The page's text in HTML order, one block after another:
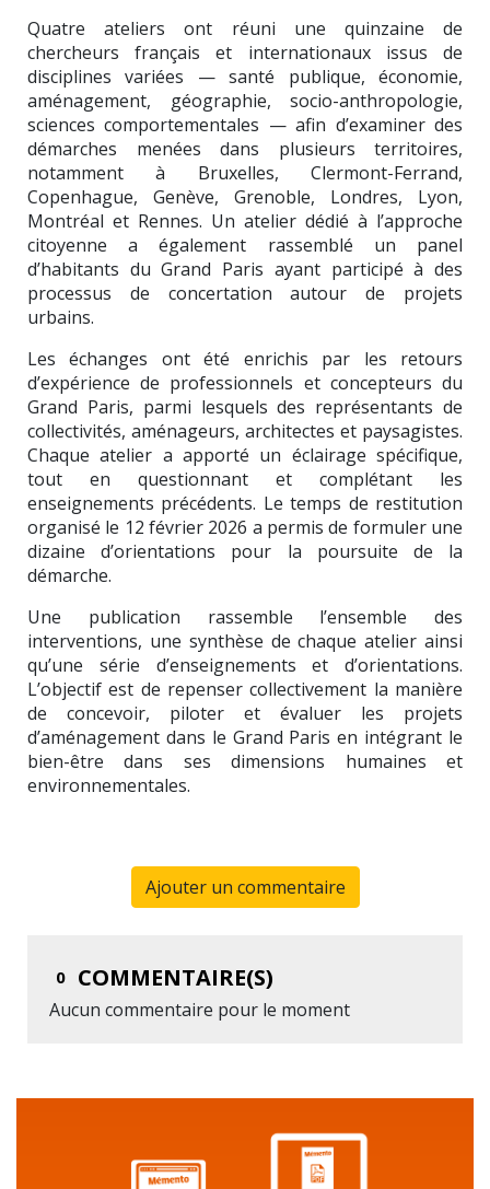
Quatre ateliers ont réuni une quinzaine de
chercheurs français et internationaux issus de
disciplines variées — santé publique, économie,
aménagement, géographie, socio-anthropologie,
sciences comportementales — afin d’examiner des
démarches menées dans plusieurs territoires,
notamment à Bruxelles, Clermont-Ferrand,
Copenhague, Genève, Grenoble, Londres, Lyon,
Montréal et Rennes. Un atelier dédié à l’approche
citoyenne a également rassemblé un panel
d’habitants du Grand Paris ayant participé à des
processus de concertation autour de projets
urbains.
Les échanges ont été enrichis par les retours
d’expérience de professionnels et concepteurs du
Grand Paris, parmi lesquels des représentants de
collectivités, aménageurs, architectes et paysagistes.
Chaque atelier a apporté un éclairage spécifique,
tout en questionnant et complétant les
enseignements précédents. Le temps de restitution
organisé le 12 février 2026 a permis de formuler une
dizaine d’orientations pour la poursuite de la
démarche.
Une publication rassemble l’ensemble des
interventions, une synthèse de chaque atelier ainsi
qu’une série d’enseignements et d’orientations.
L’objectif est de repenser collectivement la manière
de concevoir, piloter et évaluer les projets
d’aménagement dans le Grand Paris en intégrant le
bien-être dans ses dimensions humaines et
environnementales.
Ajouter un commentaire
0 COMMENTAIRE(S)
Aucun commentaire pour le moment